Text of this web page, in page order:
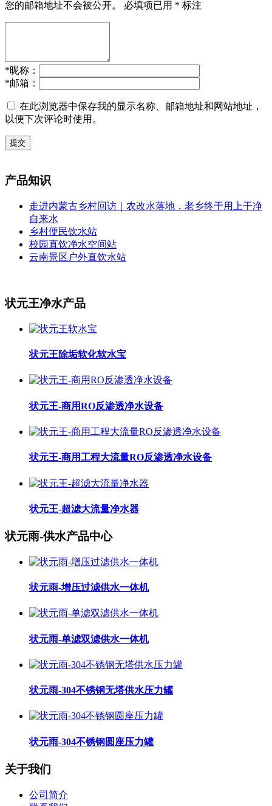
您的邮箱地址不会被公开。 必填项已用 * 标注
*昵称：
*邮箱：
在此浏览器中保存我的显示名称、邮箱地址和网站地址，
以便下次评论时使用。
提交
产品知识
走进内蒙古乡村回访｜农改水落地，老乡终于用上干净
自来水
乡村便民饮水站
校园直饮净水空间站
云南景区户外直饮水站
状元王净水产品
状元王除垢软化软水宝
状元王-商用RO反渗透净水设备
状元王-商用工程大流量RO反渗透净水设备
状元王-超滤大流量净水器
状元雨-供水产品中心
状元雨-增压过滤供水一体机
状元雨-单滤双滤供水一体机
状元雨-304不锈钢无塔供水压力罐
状元雨-304不锈钢圆座压力罐
关于我们
公司简介